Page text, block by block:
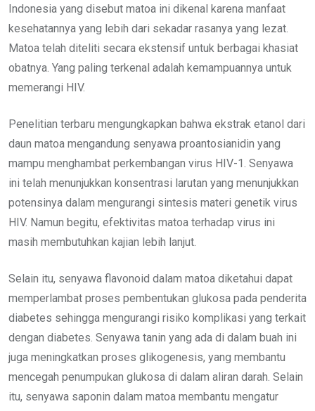
Indonesia yang disebut matoa ini dikenal karena manfaat
kesehatannya yang lebih dari sekadar rasanya yang lezat.
Matoa telah diteliti secara ekstensif untuk berbagai khasiat
obatnya. Yang paling terkenal adalah kemampuannya untuk
memerangi HIV.
Penelitian terbaru mengungkapkan bahwa ekstrak etanol dari
daun matoa mengandung senyawa proantosianidin yang
mampu menghambat perkembangan virus HIV-1. Senyawa
ini telah menunjukkan konsentrasi larutan yang menunjukkan
potensinya dalam mengurangi sintesis materi genetik virus
HIV. Namun begitu, efektivitas matoa terhadap virus ini
masih membutuhkan kajian lebih lanjut.
Selain itu, senyawa flavonoid dalam matoa diketahui dapat
memperlambat proses pembentukan glukosa pada penderita
diabetes sehingga mengurangi risiko komplikasi yang terkait
dengan diabetes. Senyawa tanin yang ada di dalam buah ini
juga meningkatkan proses glikogenesis, yang membantu
mencegah penumpukan glukosa di dalam aliran darah. Selain
itu, senyawa saponin dalam matoa membantu mengatur